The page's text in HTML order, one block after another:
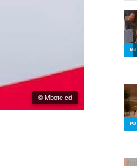
© Mbote.cd
164
158